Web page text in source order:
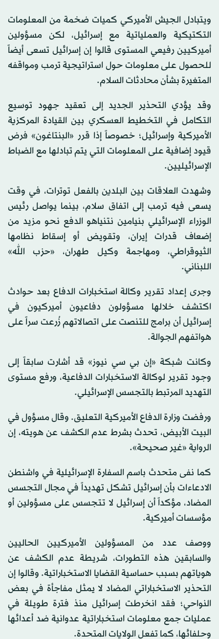
ويتبادل الجيش الأميركي كميات ضخمة من المعلومات
التكتيكية والعملياتية مع إسرائيل، لكن مسؤولين
أميركيين رفيعي المستوى قالوا إن إسرائيل تسعى أيضاً
للحصول على معلومات حول استراتيجية ترمب ومواقفه
المتغيرة بشأن محادثات السلام.
وقد يؤدي التحذير الجديد إلى تعقيد جهود توسيع
التكامل في التخطيط العسكري بين القيادة المركزية
الأميركية وإسرائيل؛ خصوصاً إذا قرر «البنتاغون» فرض
قيود إضافية على المعلومات التي يتم تبادلها مع الضباط
الإسرائيليين.
وشهدت العلاقات بين البلدين بالفعل توترات، في وقت
يسعى فيه ترمب إلى اتفاق سلام، بينما يواصل رئيس
الوزراء الإسرائيلي بنيامين نتنياهو الدفع نحو مزيد من
إضعاف قدرات إيران، وتقويض أو إسقاط نظامها
الثيوقراطي، ومهاجمة وكيل طهران، «حزب الله»
اللبناني.
وجرى إعداد تقرير وكالة استخبارات الدفاع بعد حوادث
اكتشف خلالها مسؤولون دفاعيون أميركيون في
إسرائيل أن برامج للتنصت على اتصالاتهم زُرعت سراً على
هواتفهم الجوالة.
وكانت شبكة «إن بي سي نيوز» قد أشارت سابقاً إلى
وجود تقرير لوكالة الاستخبارات الدفاعية، ورفع مستوى
التهديد المرتبط بالتجسس الإسرائيلي.
ورفضت وزارة الدفاع الأميركية التعليق. وقال مسؤول في
البيت الأبيض، تحدث بشرط عدم الكشف عن هويته، إن
الرواية «غير صحيحة».
كما نفى متحدث باسم السفارة الإسرائيلية في واشنطن
الادعاءات بأن إسرائيل تشكل تهديداً في مجال التجسس
المضاد، مؤكداً أن إسرائيل لا تتجسس على مسؤولين أو
مؤسسات أميركية.
ووصف عدد من المسؤولين الأميركيين الحاليين
والسابقين هذه التطورات، شريطة عدم الكشف عن
هوياتهم بسبب حساسية القضايا الاستخباراتية. وقالوا إن
التحذير الاستخباراتي المضاد لا يمثل مفاجأة في بعض
النواحي؛ فقد انخرطت إسرائيل منذ فترة طويلة في
عمليات جمع معلومات استخباراتية عدوانية ضد أعدائها
وحلفائها، كما تفعل الولايات المتحدة.